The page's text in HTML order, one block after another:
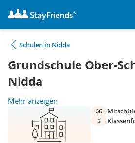
Schulen in Nidda
Grundschule Ober-
Nidda
Mehr anzeigen
66
2